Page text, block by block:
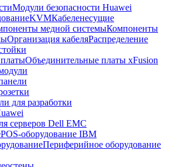
Модули безопасности Huawei
KVMКабеленесущие
медной системыКомпоненты
Организация кабеляРаспределение
Объединительные платы xFusion
для разработки
серверов Dell EMC
POS-оборудование IBM
Периферийное оборудование